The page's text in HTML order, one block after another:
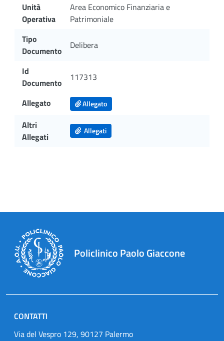
Unità
Operativa
Area Economico Finanziaria e
Patrimoniale
Tipo
Documento
Delibera
Id
Documento
117313
Allegato Allegato
Altri
Allegati
Allegati
Policlinico Paolo Giaccone
CONTATTI
Via del Vespro 129, 90127 Palermo